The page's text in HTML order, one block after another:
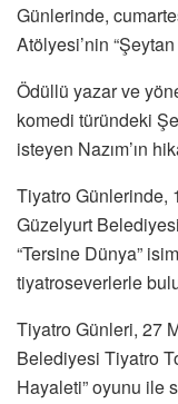
Günlerinde,
Atölyesi’nin
Ödüllü yazar ve
komedi türündeki
isteyen Nazım’ın
Tiyatro Günlerinde,
Güzelyurt
“Tersine Dünya”
tiyatroseverlerle
Tiyatro Günleri, 27
Belediyesi Tiyatro
Hayaleti” oyunu ile